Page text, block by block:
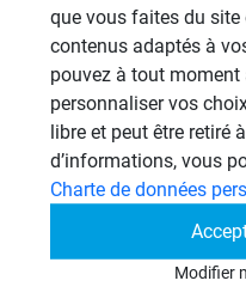
Douches à l'Italienne
1485 Sujets
Autres
949 Sujets
Autres questions
que vous faites du site
contenus adaptés à
pouvez à tout moment
personnaliser vos
libre et peut être retiré
d’informations, vous
Charte de données
Modifier